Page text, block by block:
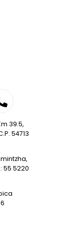
39.5,
54713
55 5220